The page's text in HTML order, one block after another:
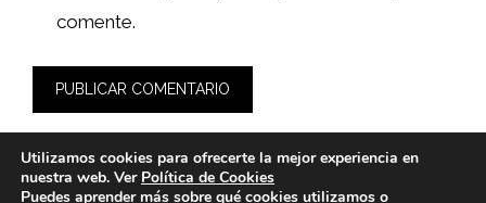
comente.
Utilizamos cookies para ofrecerte la mejor experiencia en
nuestra web. Ver Política de Cookies
Puedes aprender más sobre qué cookies utilizamos o